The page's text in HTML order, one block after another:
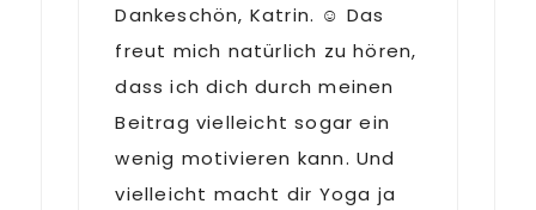
Dankeschön, Katrin. ☺️ Das
freut mich natürlich zu hören,
dass ich dich durch meinen
Beitrag vielleicht sogar ein
wenig motivieren kann. Und
vielleicht macht dir Yoga ja